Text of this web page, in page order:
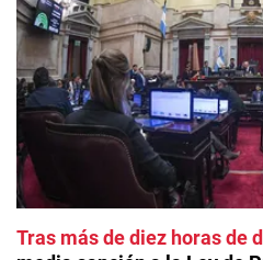
Tras más de diez horas de